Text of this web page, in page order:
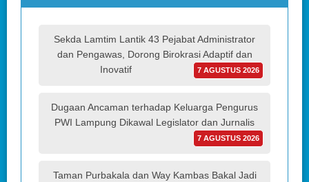
Sekda Lamtim Lantik 43 Pejabat Administrator
dan Pengawas, Dorong Birokrasi Adaptif dan
Inovatif
7 AGUSTUS 2026
Dugaan Ancaman terhadap Keluarga Pengurus
PWI Lampung Dikawal Legislator dan Jurnalis
7 AGUSTUS 2026
Taman Purbakala dan Way Kambas Bakal Jadi